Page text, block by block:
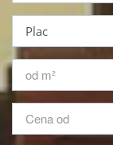
Plac